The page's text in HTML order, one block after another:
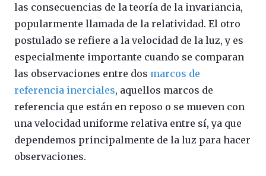
las consecuencias de la teoría de la invariancia,
popularmente llamada de la relatividad. El otro
postulado se refiere a la velocidad de la luz, y es
especialmente importante cuando se comparan
las observaciones entre dos marcos de
referencia inerciales, aquellos marcos de
referencia que están en reposo o se mueven con
una velocidad uniforme relativa entre sí, ya que
dependemos principalmente de la luz para hacer
observaciones.